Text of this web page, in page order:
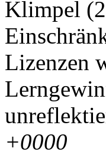
Klimpel
Lizenzen
+0000